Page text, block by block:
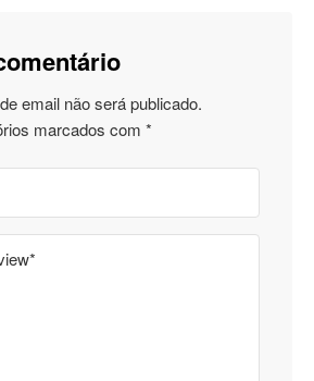
email não será publicado.
marcados com *